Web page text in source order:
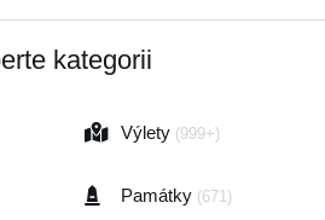
kategorii
Výlety (999+)
Památky (671)